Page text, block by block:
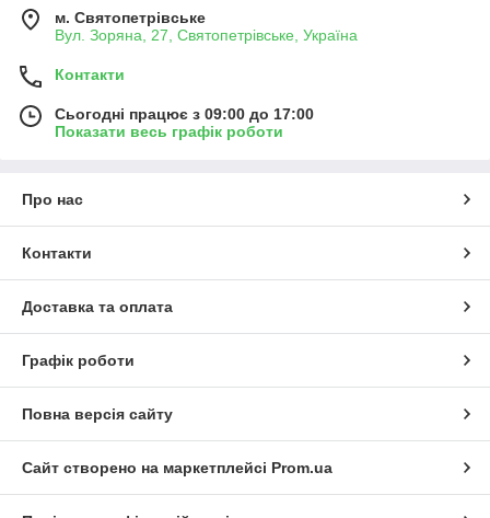
м. Святопетрівське
Вул. Зоряна, 27, Святопетрівське, Україна
Контакти
Сьогодні працює з 09:00 до 17:00
Показати весь графік роботи
Про нас
Контакти
Доставка та оплата
Графік роботи
Повна версія сайту
Сайт створено на маркетплейсі Prom.ua